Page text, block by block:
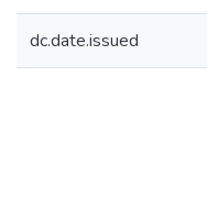
dc.date.issued